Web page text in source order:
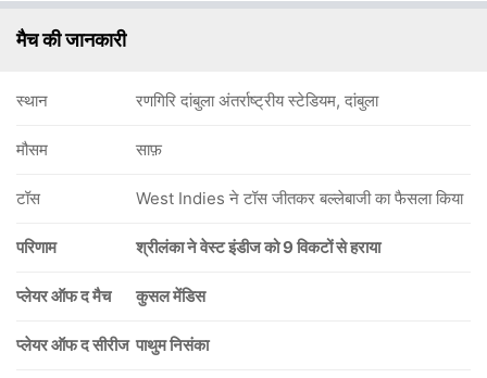
मैच की जानकारी
स्थान रणगिरि दांबुला अंतर्राष्ट्रीय स्टेडियम, दांबुला
मौसम साफ़
टॉस West Indies ने टॉस जीतकर बल्लेबाजी का फैसला किया
परिणाम श्रीलंका ने वेस्ट इंडीज को 9 विकटों से हराया
प्लेयर ऑफ द मैच कुसल मेंडिस
प्लेयर ऑफ द सीरीज पाथुम निसंका